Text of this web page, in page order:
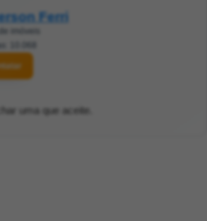
Ferri
imóveis
10.068
uma que aceite.